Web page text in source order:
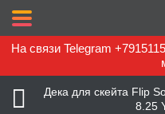
На связи Telegram
Дека для скейта Flip
8.25